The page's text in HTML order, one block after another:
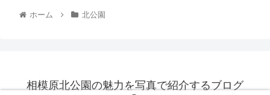
ホーム 北公園
相模原北公園の魅力を写真で紹介するブログ